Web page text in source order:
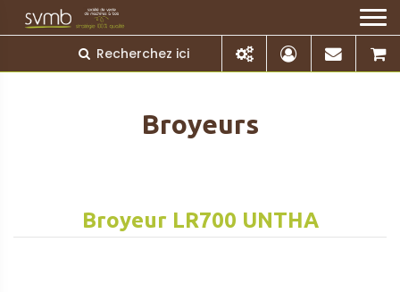
Broyeurs
Broyeur LR700 UNTHA